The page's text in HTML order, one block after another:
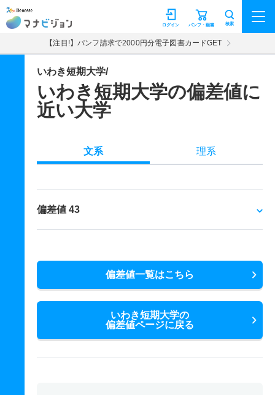
マナビジョン パンフ・願書
ログイン 検索
【注目!】パンフ請求で2000円分電子図書カードGET
いわき短期大学/
いわき短期大学の偏差値に
近い大学
文系 理系
偏差値 43
偏差値一覧はこちら
いわき短期大学の
偏差値ページに戻る